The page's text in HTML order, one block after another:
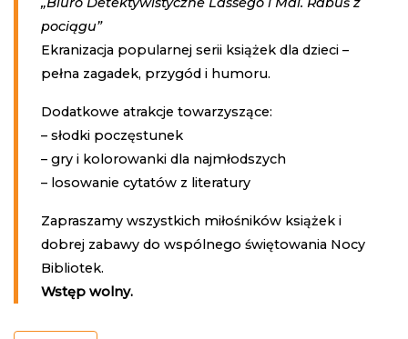
pociągu”
Ekranizacja popularnej serii książek dla dzieci –
pełna zagadek, przygód i humoru.
Dodatkowe atrakcje towarzyszące:
– słodki poczęstunek
– gry i kolorowanki dla najmłodszych
– losowanie cytatów z literatury
Zapraszamy wszystkich miłośników książek i
dobrej zabawy do wspólnego świętowania Nocy
Bibliotek.
Wstęp wolny.